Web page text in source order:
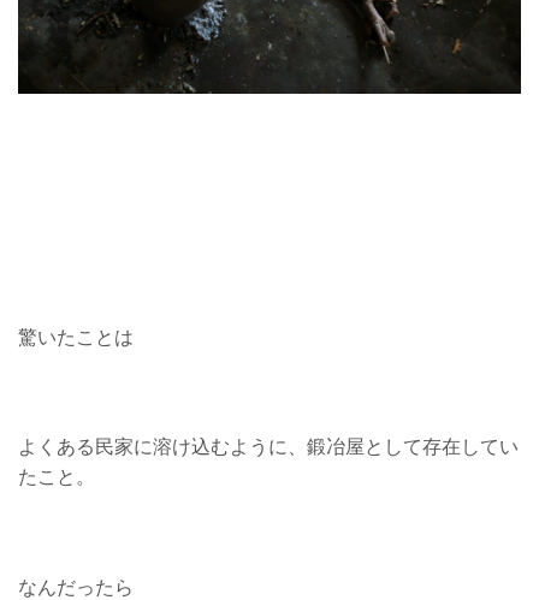
驚いたことは
よくある民家に溶け込むように、鍛冶屋として存在してい
たこと。
なんだったら